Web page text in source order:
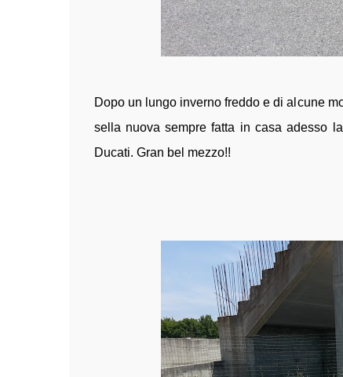
Dopo un lungo inverno freddo e di alcune
sella nuova sempre fatta in casa adesso
Ducati. Gran bel mezzo!!